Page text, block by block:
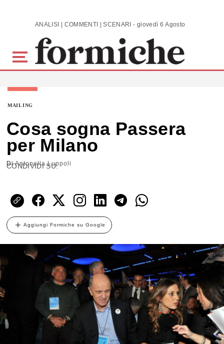
Skip to main content ANALISI | COMMENTI | SCENARI - giovedì 6 Agosto 2026
MAILING
Cosa sogna Passera
per Milano
DiAntonella Luppoli
CONDIVIDI SU:
Aggiungi Formiche su Google